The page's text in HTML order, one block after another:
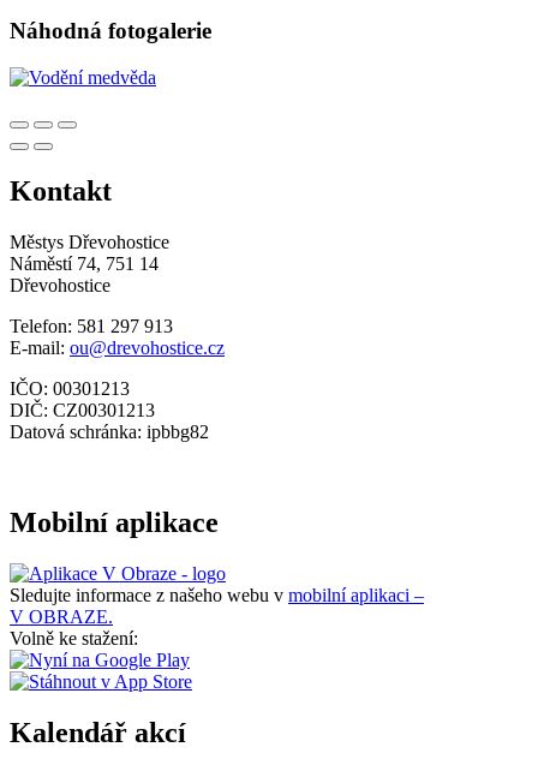
Náhodná fotogalerie
Kontakt
Městys Dřevohostice
Náměstí 74, 751 14
Dřevohostice
Telefon: 581 297 913
E-mail: ou@drevohostice.cz
IČO: 00301213
DIČ: CZ00301213
Datová schránka: ipbbg82
Mobilní aplikace
Sledujte informace z našeho webu v mobilní aplikaci –
V OBRAZE.
Volně ke stažení:
Kalendář akcí